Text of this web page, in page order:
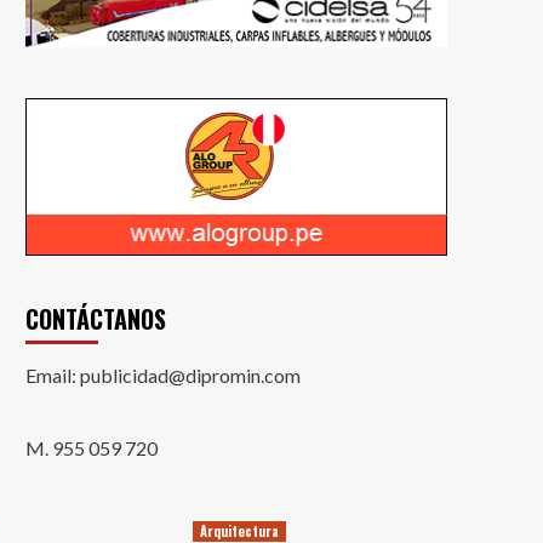
CONTÁCTANOS
Email: publicidad@dipromin.com
M. 955 059 720
Arquitectura